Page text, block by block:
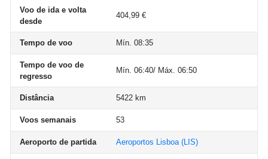
Voo de ida e volta
desde
404,99 €
Tempo de voo Mín. 08:35
Tempo de voo de
regresso
Mín. 06:40/ Máx. 06:50
Distância 5422 km
Voos semanais 53
Aeroporto de partida Aeroportos Lisboa(LIS)